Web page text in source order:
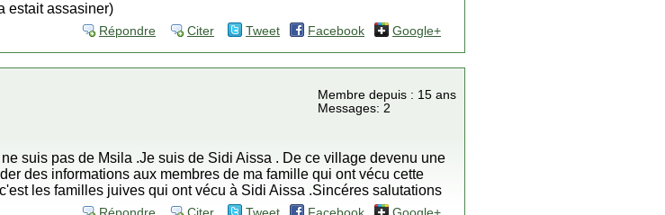
estait assasiner)
Répondre Citer Tweet Facebook Google+
Membre depuis : 15 ans
Messages: 2
suis pas de Msila .Je suis de Sidi Aissa . De ce village devenu une
des informations aux membres de ma famille qui ont vécu cette
les familles juives qui ont vécu à Sidi Aissa .Sincéres salutations